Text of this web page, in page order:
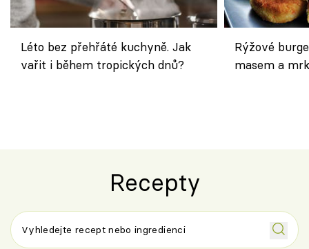
Léto bez přehřáté kuchyně. Jak
vařit i během tropických dnů?
Rýžové
masem a
Recepty